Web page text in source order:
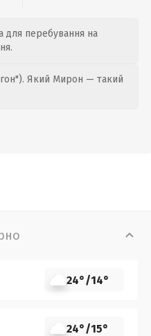
для перебування на
Який Мирон — такий
24°/14°
24°/15°